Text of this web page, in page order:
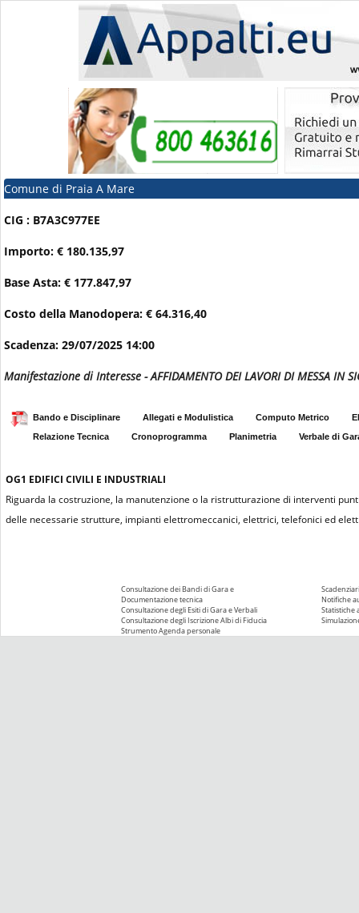
Comune di Praia A Mare
CIG : B7A3C977EE
Importo: € 180.135,97
Base Asta: € 177.847,97
Costo della Manodopera: € 64.316,40
Scadenza: 29/07/2025 14:00
Manifestazione di Interesse - AFFIDAMENTO DEI LAVORI DI MESSA IN
Bando e Disciplinare Allegati e Modulistica Computo Metrico
Relazione Tecnica
Cronoprogramma Planimetria Verbale di
OG1 EDIFICI CIVILI E INDUSTRIALI
Riguarda la costruzione, la manutenzione o la ristrutturazione di interventi
delle necessarie strutture, impianti elettromeccanici, elettrici, telefonici ed
Consultazione dei Bandi di Gara e
Documentazione tecnica
Consultazione degli Esiti di Gara e Verbali
Consultazione degli Iscrizione Albi di Fiducia
Strumento Agenda personale
Notifiche
Statistiche